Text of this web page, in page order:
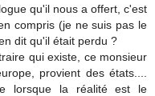
qu'il nous a offert, c'est
compris (je ne suis pas le
dit qu'il était perdu ?
qui existe, ce monsieur
provient des états....
lorsque la réalité est le